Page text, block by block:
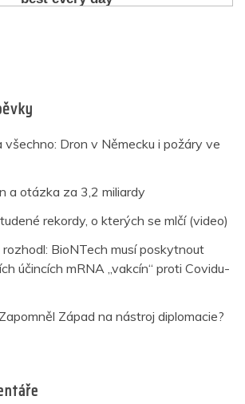
všechno: Dron v Německu i požáry ve
a otázka za 3,2 miliardy
rekordy, o kterých se mlčí (video)
BioNTech musí poskytnout
účincích mRNA „vakcín“ proti Covidu-
Západ na nástroj diplomacie?